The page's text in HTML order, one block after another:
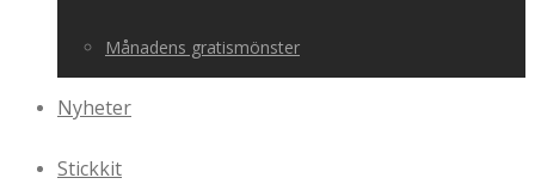
Månadens gratismönster
Nyheter
Stickkit